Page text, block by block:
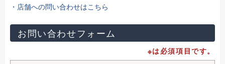
・店舗への問い合わせはこちら
お問い合わせフォーム
※は必須項目です。